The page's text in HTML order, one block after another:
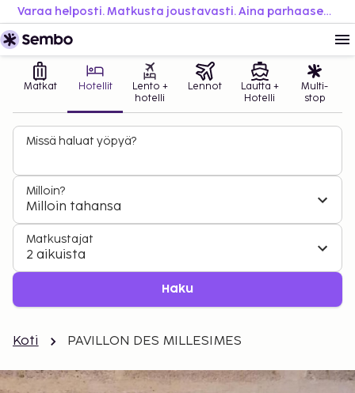
Varaa helposti. Matkusta joustavasti. Aina parhaaseen hintaan.
Matkat Hotellit
Lento +
hotelli
Lennot
Lautta +
Hotelli
Multi-
stop
Missä haluat yöpyä?
Milloin?
Milloin tahansa
Matkustajat
2 aikuista
Haku
Koti PAVILLON DES MILLESIMES